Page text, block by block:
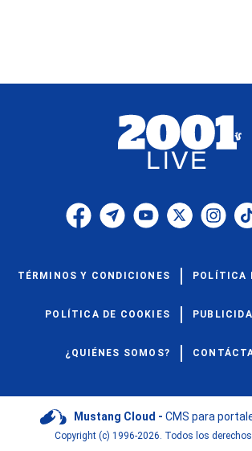
TÉRMINOS Y CONDICIONES POLÍTICA
POLÍTICA DE COOKIES
¿QUIÉNES SOMOS?
Mustang Cloud - CMS para
Copyright (c) 1996-2026. Todos los